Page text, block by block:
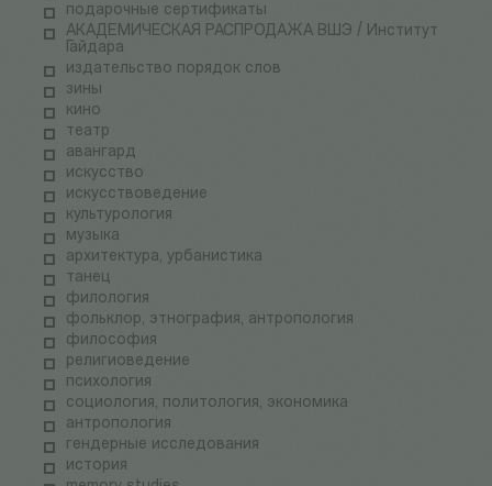
подарочные сертификаты
АКАДЕМИЧЕСКАЯ РАСПРОДАЖА ВШЭ / Институт
Гайдара
издательство порядок слов
зины
кино
театр
авангард
искусство
искусствоведение
культурология
музыка
архитектура, урбанистика
танец
филология
фольклор, этнография, антропология
философия
религиоведение
психология
социология, политология, экономика
антропология
гендерные исследования
история